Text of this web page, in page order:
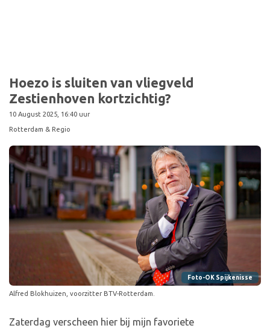
Hoezo is sluiten van vliegveld
Zestienhoven kortzichtig?
10 August 2025, 16:40 uur
Rotterdam & Regio
Foto-OK Spijkenisse
Alfred Blokhuizen, voorzitter BTV-Rotterdam.
Zaterdag verscheen hier bij mijn favoriete